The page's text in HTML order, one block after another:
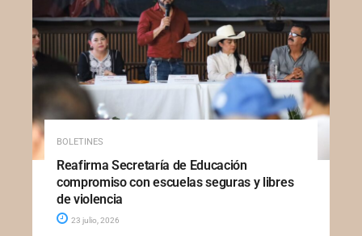
BOLETINES
Reafirma Secretaría de Educación
compromiso con escuelas seguras y libres
de violencia
23 julio, 2026